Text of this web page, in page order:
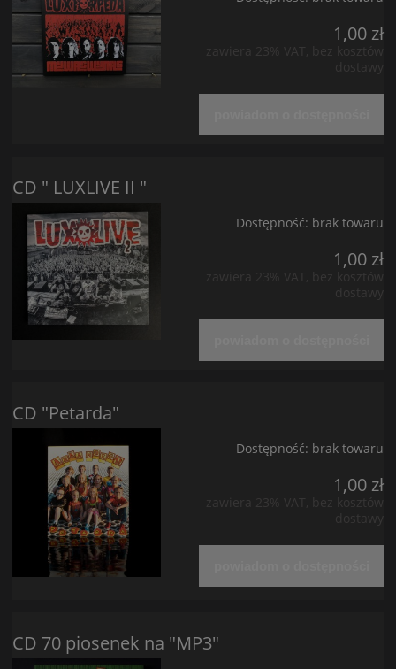
1,00 zł
zawiera 23% VAT, bez kosztów
dostawy
CD " LUXLIVE II "
Dostępność: brak towaru
1,00 zł
zawiera 23% VAT, bez kosztów
dostawy
CD "Petarda"
Dostępność: brak towaru
1,00 zł
zawiera 23% VAT, bez kosztów
dostawy
CD 70 piosenek na "MP3"